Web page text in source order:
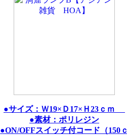
●サイズ：Ｗ19×Ｄ17×Ｈ23ｃｍ
●素材：ポリレジン
●ON/OFFスイッチ付コード（150ｃ